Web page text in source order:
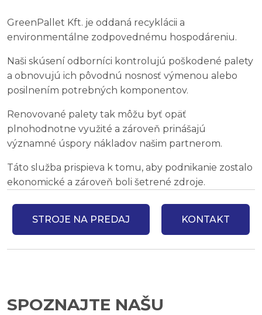
GreenPallet Kft. je oddaná recyklácii a
environmentálne zodpovednému hospodáreniu.
Naši skúsení odborníci kontrolujú poškodené palety
a obnovujú ich pôvodnú nosnosť výmenou alebo
posilnením potrebných komponentov.
Renovované palety tak môžu byť opäť
plnohodnotne využité a zároveň prinášajú
významné úspory nákladov našim partnerom.
Táto služba prispieva k tomu, aby podnikanie zostalo
ekonomické a zároveň boli šetrené zdroje.
STROJE NA PREDAJ KONTAKT
SPOZNAJTE NAŠU